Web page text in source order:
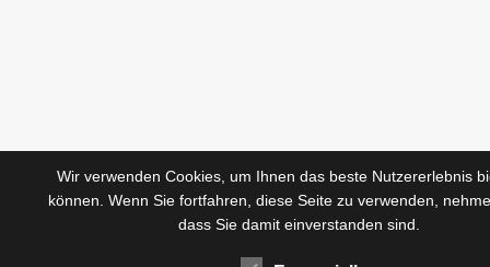
Wir verwenden Cookies, um Ihnen das beste Nutzererlebnis
können. Wenn Sie fortfahren, diese Seite zu verwenden,
dass Sie damit einverstanden sind.